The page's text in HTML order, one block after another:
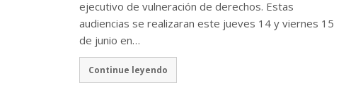
ejecutivo de vulneración de derechos. Estas
audiencias se realizaran este jueves 14 y viernes 15
de junio en…
Continue leyendo